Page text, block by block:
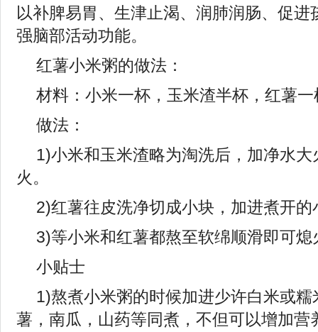
以补脾易胃、生津止渴、润肺润肠、促进
强脑部活动功能。
红薯小米粥的做法：
材料：小米一杯，玉米渣半杯，红薯一
做法：
1)小米和玉米渣略为淘洗后，加净水
火。
2)红薯往皮洗净切成小块，加进煮开
3)等小米和红薯都熬至软绵顺滑即可熄
小贴士
1)熬煮小米粥的时候加进少许白米或
薯，南瓜，山药等同煮，不但可以增加营